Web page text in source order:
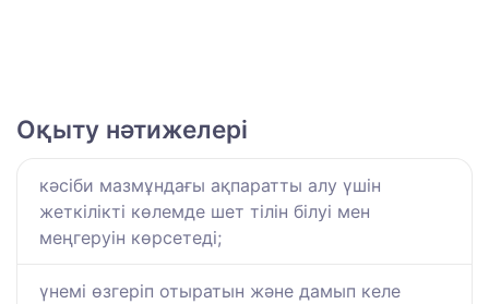
Оқыту нәтижелері
кәсіби мазмұндағы ақпаратты алу үшін
жеткілікті көлемде шет тілін білуі мен
меңгеруін көрсетеді;
үнемі өзгеріп отыратын және дамып келе